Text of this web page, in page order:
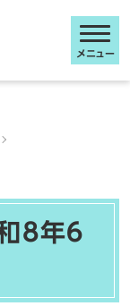
メニュー
8年6